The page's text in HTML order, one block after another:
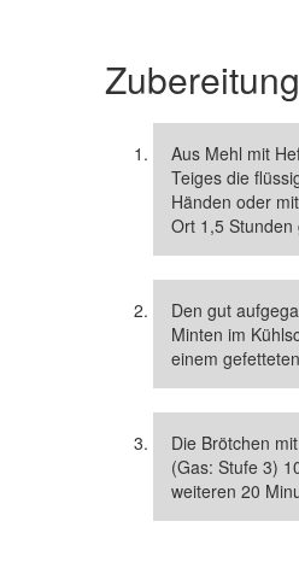
Aus Mehl mit
Teiges die
Händen oder
Ort 1,5 Stunden
Den gut
Minten im
einem
Die Brötchen
(Gas: Stufe 3)
weiteren 20